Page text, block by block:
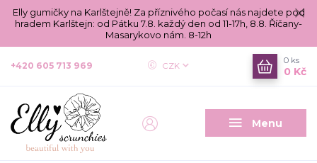
Elly gumičky na Karlštejně! Za příznivého počasí nás najdete pod
hradem Karlštejn: od Pátku 7.8. každý den od 11-17h, 8.8. Říčany-
Masarykovo nám. 8-12h
Menu
CZK
+420 605 713 969
0 ks
0 Kč